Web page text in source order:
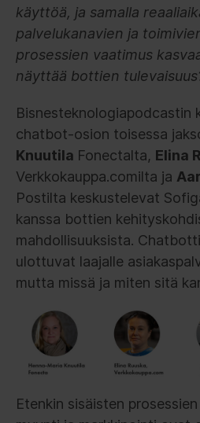
käyttöä, ja samalla
palvelukanavien ja
prosessien vaatimus
näyttää bottien
Bisnesteknologiapodcastin
chatbot-osion toisessa
Knuutila Fonectalta, Elina
Verkkokauppa.comilta ja
Postilta keskustelevat
kanssa bottien
mahdollisuuksista.
ulottuvat laajalle
mutta missä ja miten sitä
Etenkin sisäisten